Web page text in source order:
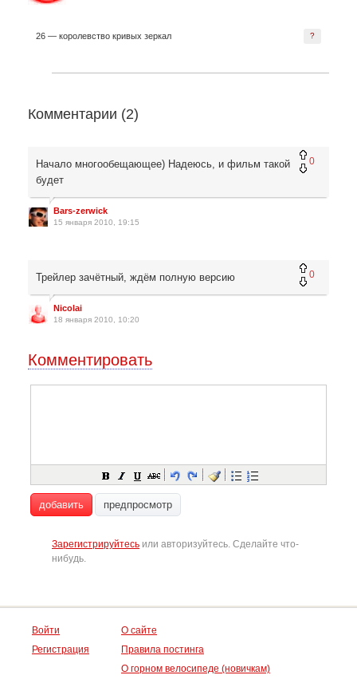
?
26 — королевство кривых зеркал
Комментарии (2)
0
Начало многообещающее) Надеюсь, и фильм такой
будет
Bars-zerwick
15 января 2010, 19:15
0
Трейлер зачётный, ждём полную версию
Nicolai
18 января 2010, 10:20
Комментировать
добавить предпросмотр
Зарегистрируйтесь или авторизуйтесь. Сделайте что-
нибудь.
Войти
Регистрация
О сайте
Правила постинга
О горном велосипеде (новичкам)